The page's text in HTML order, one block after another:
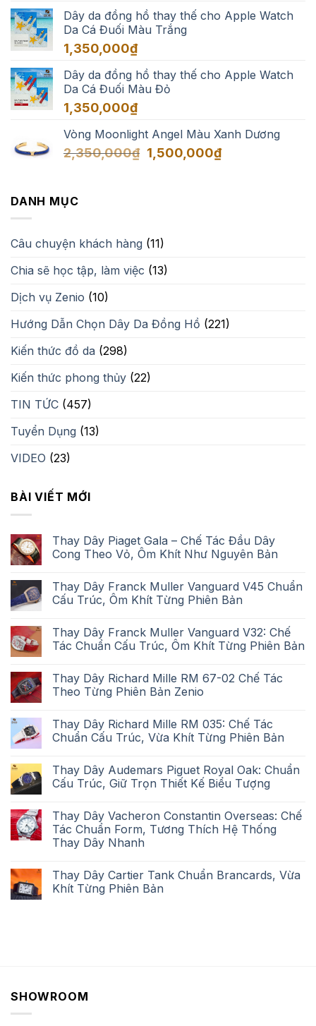
từ
Dây da đồng hồ thay thế cho Apple Watch
Da Cá Đuối Màu Trắng
1,350,000₫
Dây da đồng hồ thay thế cho Apple Watch
Da Cá Đuối Màu Đỏ
1,350,000₫
Vòng Moonlight Angel Màu Xanh Dương
2,350,000₫ Giá
1,500,000₫Giá
DANH MỤC
Câu chuyện khách hàng (11)
Chia sẽ học tập, làm việc (13)
Dịch vụ Zenio (10)
Hướng Dẫn Chọn Dây Da Đồng Hồ (221)
Kiến thức đồ da (298)
Kiến thức phong thủy (22)
TIN TỨC (457)
Tuyển Dụng (13)
VIDEO (23)
BÀI VIẾT MỚI
Thay Dây Piaget Gala – Chế Tác Đầu Dây
Cong Theo Vỏ, Ôm Khít Như Nguyên Bản
Thay Dây Franck Muller Vanguard V45 Chuẩn
Cấu Trúc, Ôm Khít Từng Phiên Bản
Thay Dây Franck Muller Vanguard V32: Chế
Tác Chuẩn Cấu Trúc, Ôm Khít Từng Phiên Bản
Thay Dây Richard Mille RM 67-02 Chế Tác
Theo Từng Phiên Bản Zenio
Thay Dây Richard Mille RM 035: Chế Tác
Chuẩn Cấu Trúc, Vừa Khít Từng Phiên Bản
Thay Dây Audemars Piguet Royal Oak: Chuẩn
Cấu Trúc, Giữ Trọn Thiết Kế Biểu Tượng
Thay Dây Vacheron Constantin Overseas: Chế
Tác Chuẩn Form, Tương Thích Hệ Thống
Thay Dây Nhanh
Thay Dây Cartier Tank Chuẩn Brancards, Vừa
Khít Từng Phiên Bản
SHOWROOM